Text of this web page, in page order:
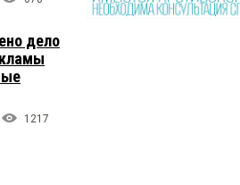
дело
1217